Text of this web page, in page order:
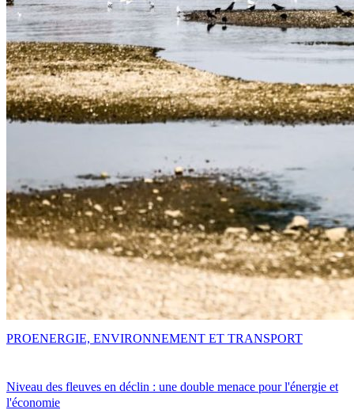
Niveau des fleuves en déclin : une double menace pour l'énergie et
l'économie
PROENERGIE, ENVIRONNEMENT ET TRANSPORT